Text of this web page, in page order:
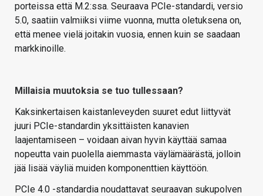
porteissa että M.2:ssa. Seuraava PCIe-standardi, versio
5.0, saatiin valmiiksi viime vuonna, mutta oletuksena on,
että menee vielä joitakin vuosia, ennen kuin se saadaan
markkinoille.
Millaisia muutoksia se tuo tullessaan?
Kaksinkertaisen kaistanleveyden suuret edut liittyvät
juuri PCIe-standardin yksittäisten kanavien
laajentamiseen – voidaan aivan hyvin käyttää samaa
nopeutta vain puolella aiemmasta väylämäärästä, jolloin
jää lisää väyliä muiden komponenttien käyttöön.
PCIe 4.0 -standardia noudattavat seuraavan sukupolven